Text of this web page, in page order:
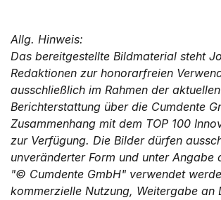
Allg. Hinweis:
Das bereitgestellte Bildmaterial steht
Redaktionen zur honorarfreien
ausschließlich im Rahmen der aktuellen
Berichterstattung über die Cumdente
Zusammenhang mit dem TOP 100
zur Verfügung. Die Bilder dürfen
unveränderter Form und unter Angabe
"© Cumdente GmbH" verwendet
kommerzielle Nutzung, Weitergabe an